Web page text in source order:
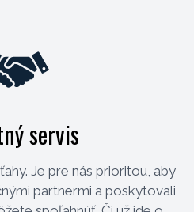
servis
Je pre nás prioritou, aby
partnermi a poskytovali